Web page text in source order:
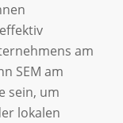
am
SEM am
sein, um
lokalen